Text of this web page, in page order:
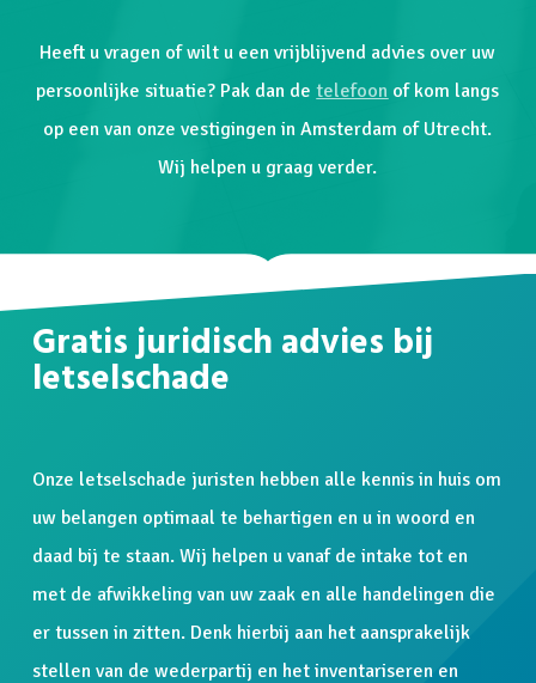
Heeft u vragen of wilt u een vrijblijvend advies over uw
persoonlijke situatie? Pak dan detelefoon of kom langs
op een van onze vestigingen in Amsterdam of Utrecht.
Wij helpen u graag verder.
Gratis juridisch advies bij
letselschade
Onze letselschade juristen hebben alle kennis in huis om
uw belangen optimaal te behartigen en u in woord en
daad bij te staan. Wij helpen u vanaf de intake tot en
met de afwikkeling van uw zaak en alle handelingen die
er tussen in zitten. Denk hierbij aan het aansprakelijk
stellen van de wederpartij en het inventariseren en